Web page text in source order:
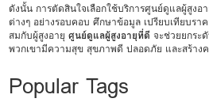
ดังนั้น การตัดสินใจเลือกใช้บริการศูนย์ดูแลผู้สูง
ต่างๆ อย่างรอบคอบ ศึกษาข้อมูล เปรียบเทียบร
สมกับผู้สูงอายุศูนย์ดูแลผู้สูงอายุที่ดี จะช่วยยกระ
พวกเขามีความสุข สุขภาพดี ปลอดภัย และสร้าง
Popular Tags